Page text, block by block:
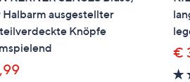
Halbarm ausgestellter
Knöpfe
€